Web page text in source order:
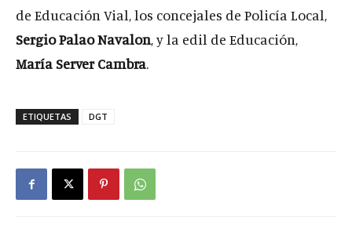
de Educación Vial, los concejales de Policía Local,
Sergio Palao Navalon, y la edil de Educación,
María Server Cambra.
ETIQUETAS DGT